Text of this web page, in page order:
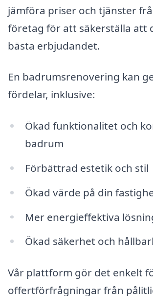
jämföra priser och tjänster
företag för att säkerställa att
bästa erbjudandet.
En badrumsrenovering kan
fördelar, inklusive:
Ökad funktionalitet och
badrum
Förbättrad estetik och stil
Ökad värde på din
Mer energieffektiva
Ökad säkerhet och
Vår plattform gör det enkelt
offertförfrågningar från